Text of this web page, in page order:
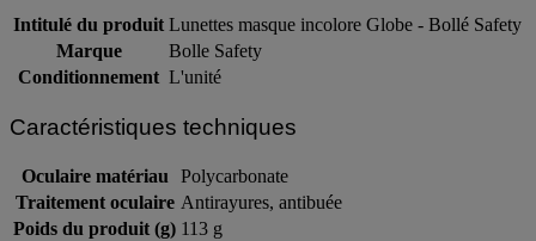
Intitulé du produit Lunettes masque incolore Globe - Bollé Safety
Marque
Bolle Safety
Conditionnement L'unité
Caractéristiques techniques
Oculaire matériau
Polycarbonate
Traitement oculaire Antirayures, antibuée
Poids du produit (g) 113 g